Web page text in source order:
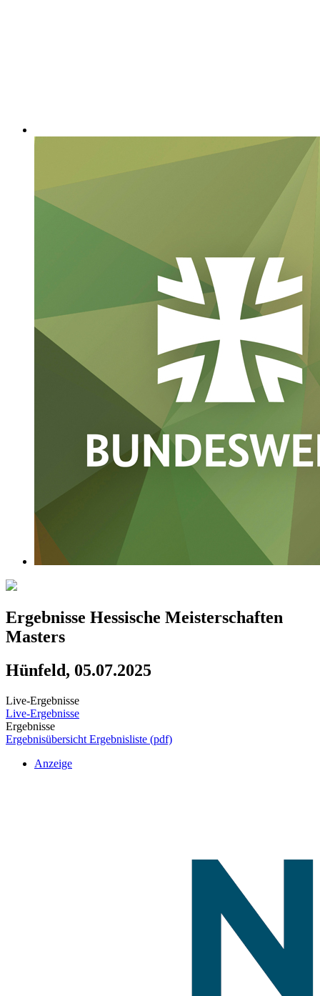
Ergebnisse Hessische Meisterschaften
Masters
Hünfeld, 05.07.2025
Live-Ergebnisse
Live-Ergebnisse
Ergebnisse
Ergebnisübersicht Ergebnisliste (pdf)
Anzeige